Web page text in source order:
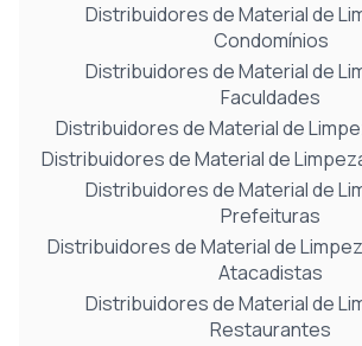
Distribuidores de Material de
Condomínios
Distribuidores de Material de
Faculdades
Distribuidores de Material de
Distribuidores de Material de
Distribuidores de Material de
Prefeituras
Distribuidores de Material de
Atacadistas
Distribuidores de Material de
Restaurantes